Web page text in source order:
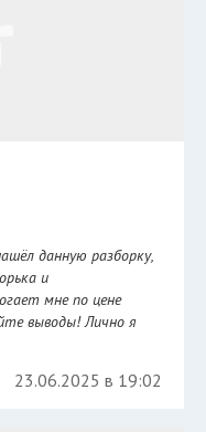
данную разборку,
и
мне по цене
выводы! Лично я
23.06.2025 в 19:02